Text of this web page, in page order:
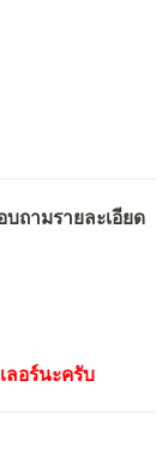
ถามรายละเอียด
ลอร์นะครับ